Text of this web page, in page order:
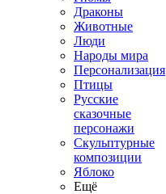
Драконы
Животные
Люди
Народы мира
Персонализация
Птицы
Русские
сказочные
персонажи
Скульптурные
композиции
Яблоко
Ещё